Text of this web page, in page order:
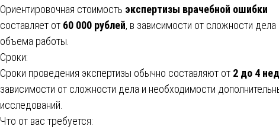
Ориентировочная стоимость экспертизы врачебной ошибки
составляет от 60 000 рублей, в зависимости от сложности дела
объема работы.
Сроки:
Сроки проведения экспертизы обычно составляют от 2 до 4
зависимости от сложности дела и необходимости
исследований.
Что от вас требуется: